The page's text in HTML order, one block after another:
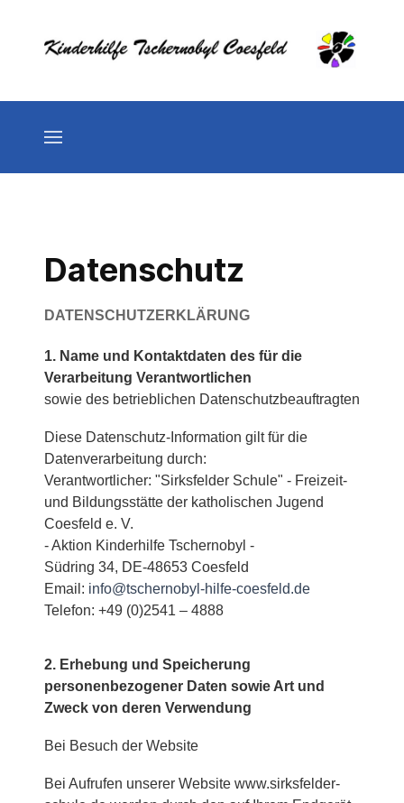
Datenschutz
DATENSCHUTZERKLÄRUNG
1. Name und Kontaktdaten des für die
Verarbeitung Verantwortlichen
sowie des betrieblichen Datenschutzbeauftragten
Diese Datenschutz-Information gilt für die
Datenverarbeitung durch:
Verantwortlicher: "Sirksfelder Schule" - Freizeit-
und Bildungsstätte der katholischen Jugend
Coesfeld e. V.
- Aktion Kinderhilfe Tschernobyl -
Südring 34, DE-48653 Coesfeld
Email: info@tschernobyl-hilfe-coesfeld.de
Telefon: +49 (0)2541 – 4888
2. Erhebung und Speicherung
personenbezogener Daten sowie Art und
Zweck von deren Verwendung
Bei Besuch der Website
Bei Aufrufen unserer Website www.sirksfelder-